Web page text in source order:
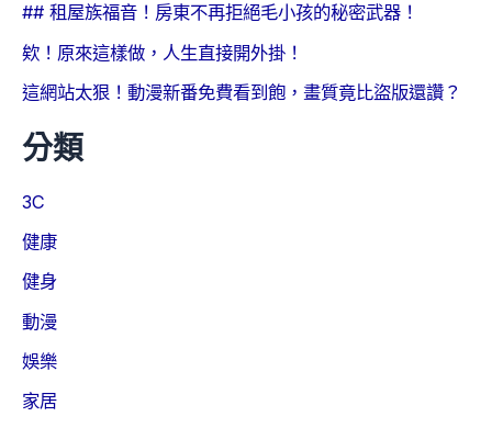
## 租屋族福音！房東不再拒絕毛小孩的秘密武器！
欸！原來這樣做，人生直接開外掛！
這網站太狠！動漫新番免費看到飽，畫質竟比盜版還讚？
分類
3C
健康
健身
動漫
娛樂
家居